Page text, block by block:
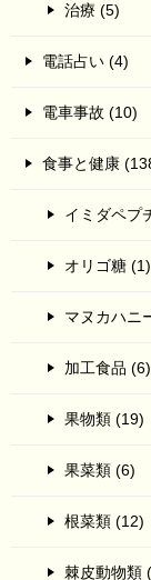
治療 (5)
電話占い (4)
電車事故 (10)
食事と健康
イミダペプ
オリゴ糖 (1)
マヌカハニ
加工食品 (6)
果物類 (19)
果菜類 (6)
根菜類 (12)
棘皮動物類